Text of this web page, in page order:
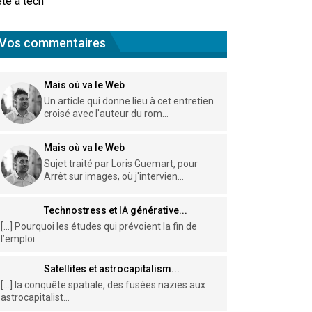
commentaires
Mais où va le Web
Un article qui donne lieu à cet entretien
croisé avec l'auteur du rom...
Mais où va le Web
Sujet traité par Loris Guemart, pour
Arrêt sur images, où j'intervien...
Technostress et IA générative...
[…] Pourquoi les études qui prévoient la fin de
l’emploi ...
Satellites et astrocapitalism...
[…] la conquête spatiale, des fusées nazies aux
astrocapitalist...